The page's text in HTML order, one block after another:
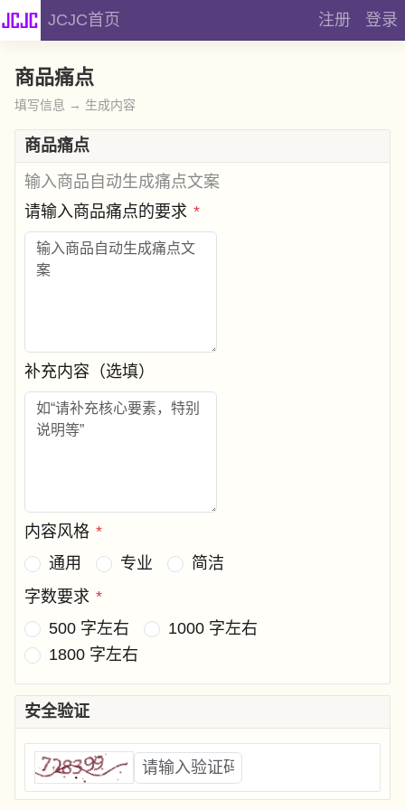
JCJC首页 注册 登录
商品痛点
填写信息 → 生成内容
商品痛点
输入商品自动生成痛点文案
请输入商品痛点的要求 *
补充内容（选填）
内容风格 *
通用
专业
简洁
字数要求 *
500 字左右
1000 字左右
1800 字左右
安全验证